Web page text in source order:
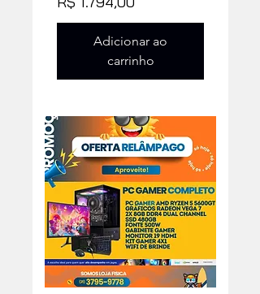
Adicionar ao
carrinho